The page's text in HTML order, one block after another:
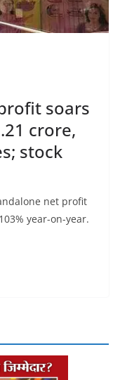
soars
crore,
stock
net profit
year-on-year.